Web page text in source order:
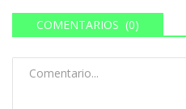
COMENTARIOS (0)